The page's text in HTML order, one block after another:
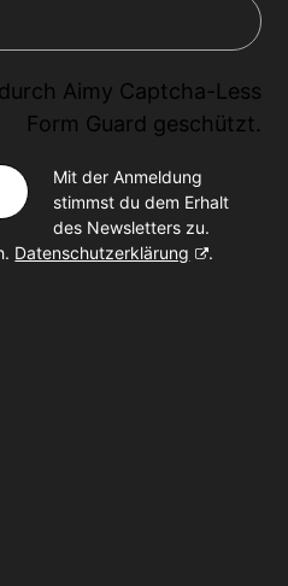
Aimy Captcha-Less
Form Guard geschützt.
Mit der Anmeldung
stimmst du dem Erhalt
des Newsletters zu.
Datenschutzerklärung .